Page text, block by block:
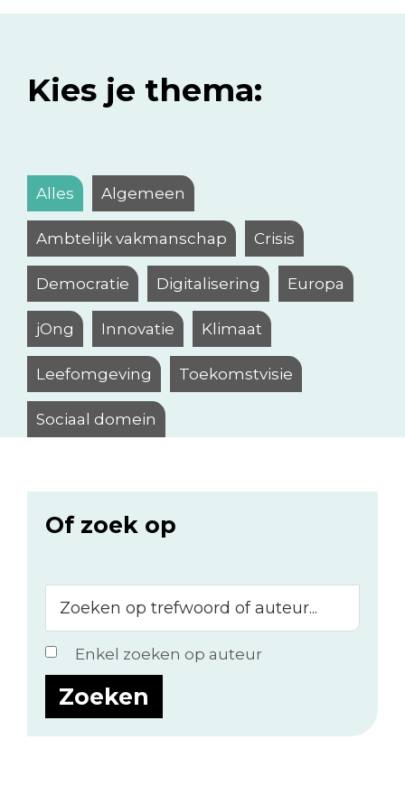
Kies je thema:
Alles Algemeen
Ambtelijk vakmanschap Crisis
Democratie Digitalisering Europa
jOng Innovatie Klimaat
Leefomgeving Toekomstvisie
Sociaal domein
Of zoek op
op
trefwoord
of
auteur...
Enkel zoeken op auteur